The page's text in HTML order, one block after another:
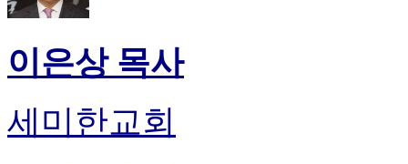
이은상 목사
세미한교회